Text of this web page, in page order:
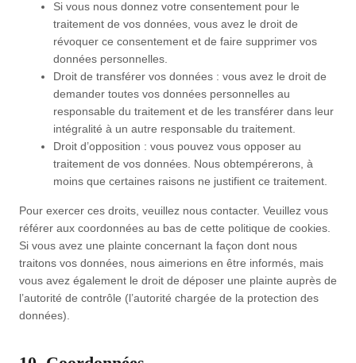
Si vous nous donnez votre consentement pour le
traitement de vos données, vous avez le droit de
révoquer ce consentement et de faire supprimer vos
données personnelles.
Droit de transférer vos données : vous avez le droit de
demander toutes vos données personnelles au
responsable du traitement et de les transférer dans leur
intégralité à un autre responsable du traitement.
Droit d’opposition : vous pouvez vous opposer au
traitement de vos données. Nous obtempérerons, à
moins que certaines raisons ne justifient ce traitement.
Pour exercer ces droits, veuillez nous contacter. Veuillez vous
référer aux coordonnées au bas de cette politique de cookies.
Si vous avez une plainte concernant la façon dont nous
traitons vos données, nous aimerions en être informés, mais
vous avez également le droit de déposer une plainte auprès de
l’autorité de contrôle (l’autorité chargée de la protection des
données).